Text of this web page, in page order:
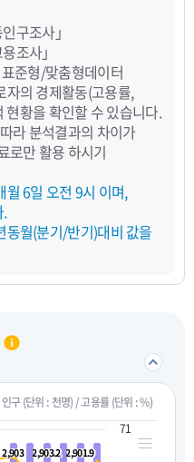
구조사」
조사」
준형/맞춤형데이터
자의 경제활동(고용률,
현황을 확인할 수 있습니다.
라 분석결과의 차이가
로만 활용 하시기
6일 오전 9시 이며,
.
동월(분기/반기)대비 값을
접기/
인구 (단위 : 천명) / 고용률 (단위 : %)
2,903
2,903 2,903.2
2,903.2 2,901.9
2,901.9
71